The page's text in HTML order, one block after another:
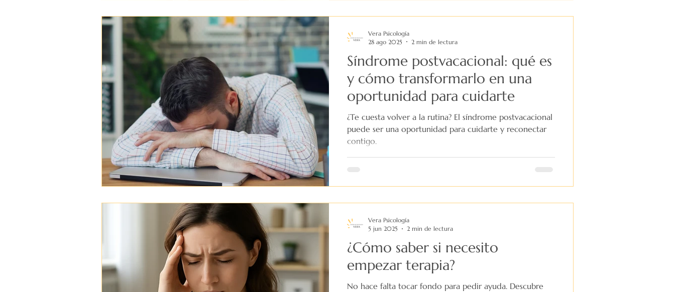
Síndrome postvacacional: qué es
y cómo transformarlo en una
oportunidad para cuidarte
¿Te cuesta volver a la rutina? El síndrome postvacacional
puede ser una oportunidad para cuidarte y reconectar
contigo.
Vera Psicología
28 ago 2025
2 min de lectura
¿Cómo saber si necesito
empezar terapia?
No hace falta tocar fondo para pedir ayuda. Descubre
Vera Psicología
5 jun 2025
2 min de lectura